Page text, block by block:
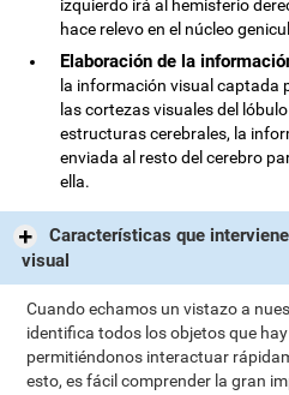
izquierdo irá al hemisferio
hace relevo en el núcleo
Elaboración de la
la información visual captada
las cortezas visuales del
estructuras cerebrales, la
enviada al resto del cerebro
ella.
Características que
visual
Cuando echamos un vistazo a
identifica todos los objetos que
permitiéndonos interactuar
esto, es fácil comprender la gran